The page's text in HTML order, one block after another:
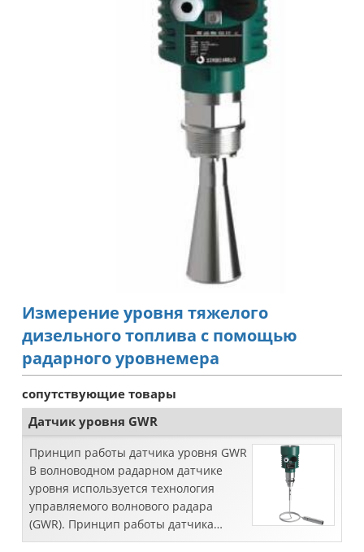
Измерение уровня тяжелого
дизельного топлива с помощью
радарного уровнемера
сопутствующие товары
Датчик уровня GWR
Принцип работы датчика уровня GWR
В волноводном радарном датчике
уровня используется технология
управляемого волнового радара
(GWR). Принцип работы датчика
уровня GWR основан на принципе